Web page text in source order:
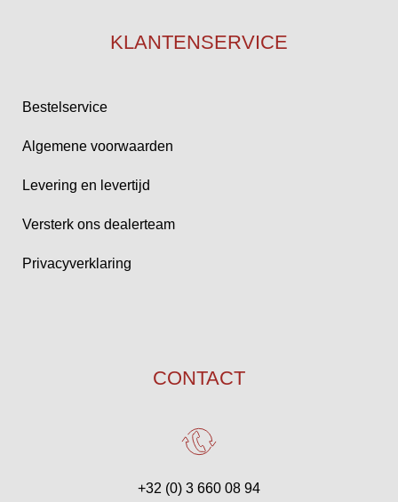
KLANTENSERVICE
Bestelservice
Algemene voorwaarden
Levering en levertijd
Versterk ons dealerteam
Privacyverklaring
CONTACT
+32 (0) 3 660 08 94